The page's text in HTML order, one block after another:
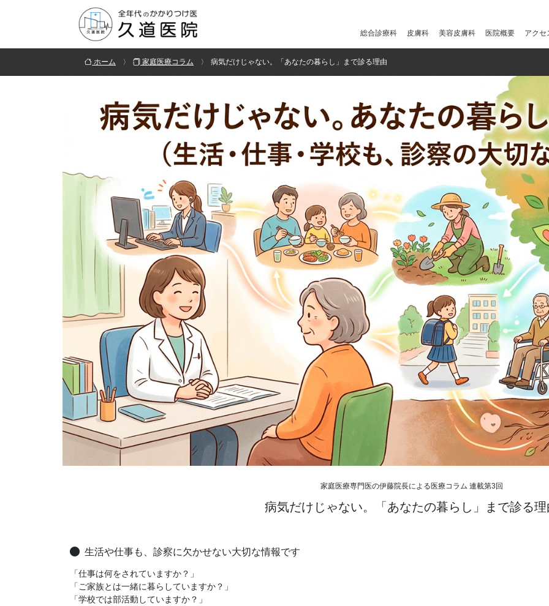
総合診療科 皮膚科 美容皮膚科 医院概要 アクセ
ホーム 家庭医療コラム 病気だけじゃない。「あなたの暮らし」まで診る理由
家庭医療専門医の伊藤院長による医療コラム 連載第3回
病気だけじゃない。「あなたの暮らし」まで診る理
生活や仕事も、診察に欠かせない大切な情報です
「仕事は何をされていますか？」
「ご家族とは一緒に暮らしていますか？」
「学校では部活動していますか？」